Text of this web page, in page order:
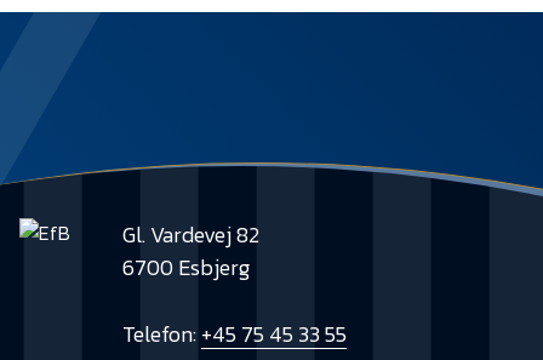
Gl. Vardevej 82
6700 Esbjerg
Telefon:+45 75 45 33 55